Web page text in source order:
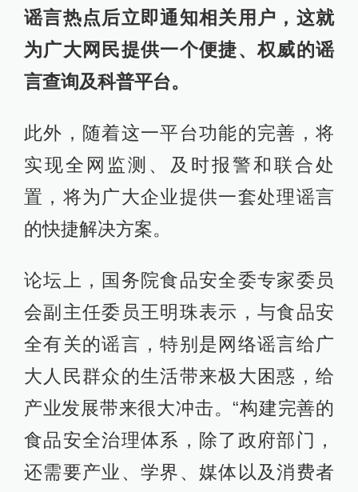
谣言热点后立即通知相关用户，这就
为广大网民提供一个便捷、权威的谣
言查询及科普平台。
此外，随着这一平台功能的完善，将
实现全网监测、及时报警和联合处
置，将为广大企业提供一套处理谣言
的快捷解决方案。
论坛上，国务院食品安全委专家委员
会副主任委员王明珠表示，与食品安
全有关的谣言，特别是网络谣言给广
大人民群众的生活带来极大困惑，给
产业发展带来很大冲击。“构建完善的
食品安全治理体系，除了政府部门，
还需要产业、学界、媒体以及消费者